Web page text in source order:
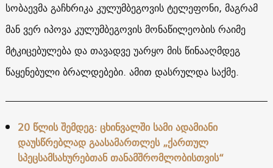
სობაევმა გაჩხრიკა კულუმბეგოვის ტელეფონი, მაგრამ
მან ვერ იპოვა კულუმბეგოვის მონაწილეობის რაიმე
მტკიცებულება და თავადვე უარყო მის წინააღმდეგ
წაყენებული ბრალდებები. ამით დასრულდა საქმე.
20 წლის შემდეგ: ცხინვალში სამი ადამიანი
დაუსწრებლად გაასამართლეს „ქართულ
სპეცსამსახურებთან თანამშრომლობისთვის“